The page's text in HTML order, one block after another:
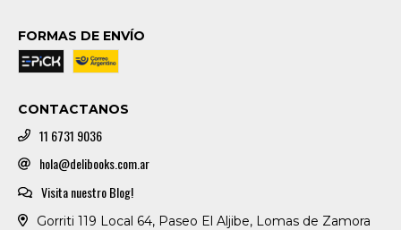
FORMAS DE ENVÍO
CONTACTANOS
11 6731 9036
hola@delibooks.com.ar
Visita nuestro Blog!
Gorriti 119 Local 64, Paseo El Aljibe, Lomas de Zamora